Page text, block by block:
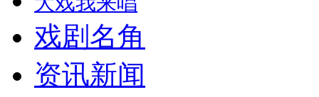
戏剧名角
资讯新闻